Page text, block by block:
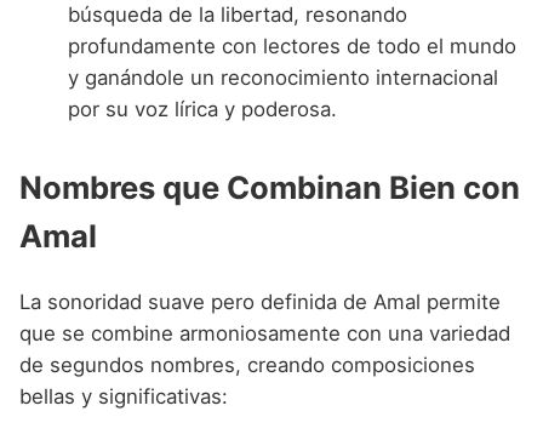
búsqueda de la libertad, resonando
profundamente con lectores de todo el mundo
y ganándole un reconocimiento internacional
por su voz lírica y poderosa.
Nombres que Combinan Bien con
Amal
La sonoridad suave pero definida de Amal permite
que se combine armoniosamente con una variedad
de segundos nombres, creando composiciones
bellas y significativas: